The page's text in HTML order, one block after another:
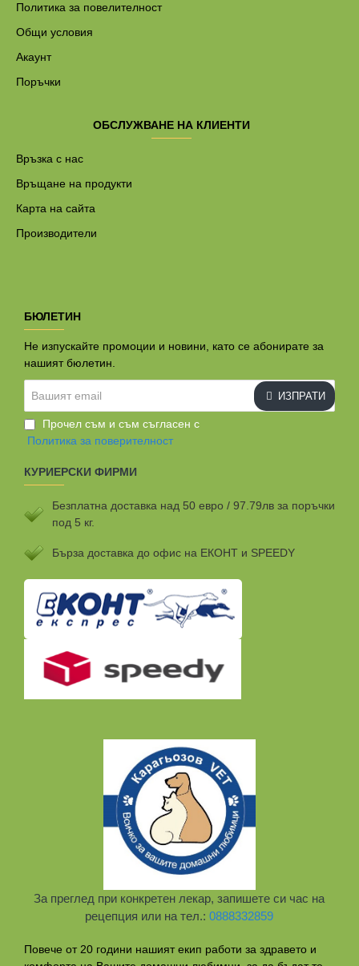
Политика за повелителност
Общи условия
Акаунт
Поръчки
ОБСЛУЖВАНЕ НА КЛИЕНТИ
Връзка с нас
Връщане на продукти
Карта на сайта
Производители
БЮЛЕТИН
Не изпускайте промоции и новини, като се абонирате за
нашият бюлетин.
email
ИЗПРАТИ
Прочел съм и съм съгласен с
Политика за поверителност
КУРИЕРСКИ ФИРМИ
Безплатна доставка над 50 евро / 97.79лв за поръчки
под 5 кг.
Бързa доставка до офис на ЕКОНТ и SPEEDY
За преглед при конкретен лекар, запишете си час на
рецепция или на тел.:0888332859
Повече от 20 години нашият екип работи за здравето и